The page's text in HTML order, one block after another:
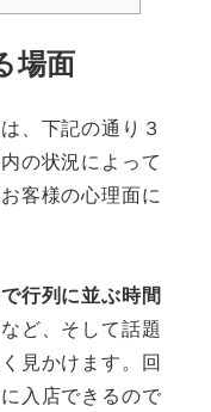
場面
、下記の通り３
の状況によって
客様の心理面に
行列に並ぶ時間
ど、そして話題
見かけます。回
入店できるので